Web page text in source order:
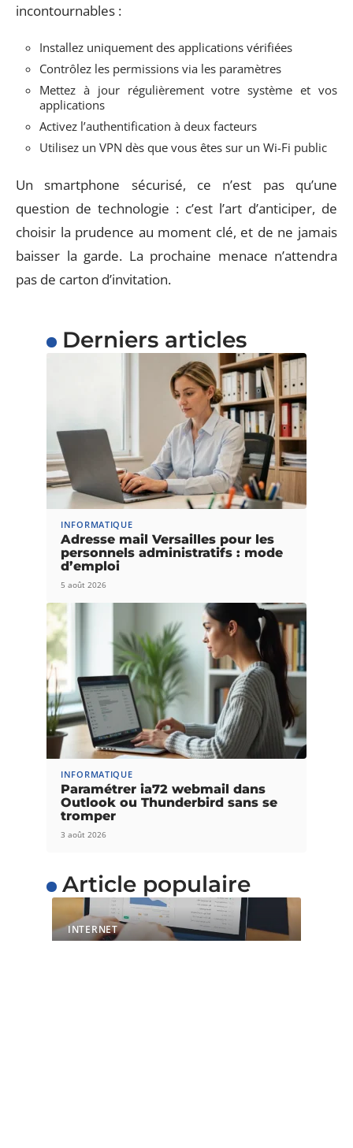
incontournables :
Installez uniquement des applications vérifiées
Contrôlez les permissions via les paramètres
Mettez à jour régulièrement votre système et vos
applications
Activez l’authentification à deux facteurs
Utilisez un VPN dès que vous êtes sur un Wi-Fi public
Un smartphone sécurisé, ce n’est pas qu’une
question de technologie : c’est l’art d’anticiper, de
choisir la prudence au moment clé, et de ne jamais
baisser la garde. La prochaine menace n’attendra
pas de carton d’invitation.
Derniers articles
INFORMATIQUE
Adresse mail Versailles pour les
personnels administratifs : mode
d’emploi
5 août 2026
INFORMATIQUE
Paramétrer ia72 webmail dans
Outlook ou Thunderbird sans se
tromper
3 août 2026
Article populaire
INTERNET